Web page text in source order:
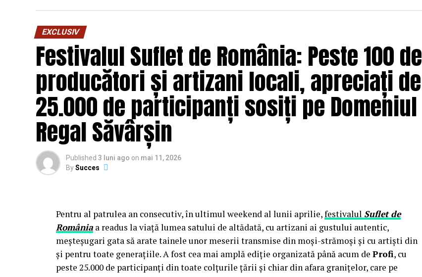
pe șantiere izolate, acolo unde rețeaua publică de energie electrică lipsește sau este insuficientă, iar
soluțiile clasice de alimentare — generatoarele diesel — contravin chiar principiului pentru care s-au
cheltuit banii europeni.
Centrala fotovoltaică fixă, ca alternativă, presupune un parcurs birocratic de minimum șase luni —
autorizație de construcție, racord la rețea, aviz ANRE — și o instalare permanentă într-o singură
locație, în contradicție cu specificul șantierelor mobile care se relochează de la un proiect la altul.
Centrala fotovoltaică mobilă
livrată de UZINEX rezolvă simultan ambele probleme: este integrată
într-un container transportabil, nu necesită autorizație de construcție și se redislocă împreună cu echipa
client la fiecare nou șantier.
Modelul livrat reprezintă varianta compactă din gama UZINEX de centrale fotovoltaice mobile,
dimensionată pentru alimentarea unui echipament electric de subtraversări orizontale și a sculelor
auxiliare de șantier.
Specificații tehnice principale:
EXCLUSIV
Festivalul Suflet de România: Peste 100 de
producători și artizani locali, apreciați de
25.000 de participanți sosiți pe Domeniul
Regal Săvârșin
Published 3 luni ago on mai 11, 2026
BySucces
Pentru al patrulea an consecutiv, în ultimul weekend al lunii aprilie,festivalul Suflet de
România a readus la viață lumea satului de altădată, cu artizani ai gustului autentic,
meșteșugari gata să arate tainele unor meserii transmise din moși-strămoși și cu artiști din
și pentru toate generațiile. A fost cea mai amplă ediție organizată până acum de Profi, cu
peste 25.000 de participanți din toate colțurile țării și chiar din afara granițelor, care pe